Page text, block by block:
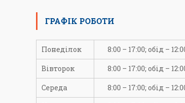
ГРАФІК РОБОТИ
Понеділок 8:00 – 17:00; обід –
Вівторок 8:00 – 17:00; обід –
Середа 8:00 – 17:00; обід –